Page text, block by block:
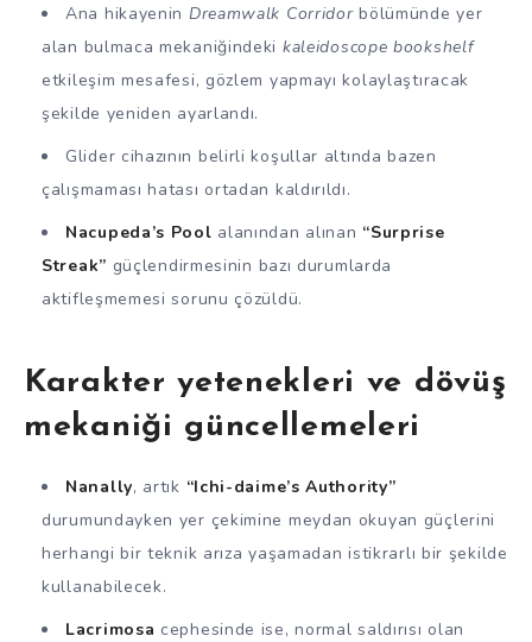
Ana hikayenin Dreamwalk Corridorbölümünde yer
alan bulmaca mekaniğindeki kaleidoscope bookshelf
etkileşim mesafesi, gözlem yapmayı kolaylaştıracak
şekilde yeniden ayarlandı.
Glider cihazının belirli koşullar altında bazen
çalışmaması hatası ortadan kaldırıldı.
Nacupeda’s Pool alanından alınan “Surprise
Streak” güçlendirmesinin bazı durumlarda
aktifleşmemesi sorunu çözüldü.
Karakter yetenekleri ve dövüş
mekaniği güncellemeleri
Nanally, artık “Ichi-daime’s Authority”
durumundayken yer çekimine meydan okuyan güçlerini
herhangi bir teknik arıza yaşamadan istikrarlı bir şekilde
kullanabilecek.
Lacrimosa cephesinde ise, normal saldırısı olan